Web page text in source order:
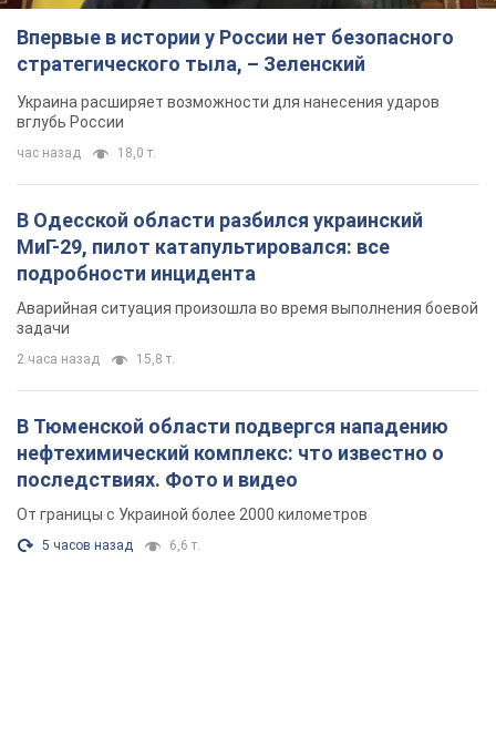
Впервые в истории у России нет безопасного
стратегического тыла, – Зеленский
Украина расширяет возможности для нанесения ударов
вглубь России
час назад 18,0 т.
В Одесской области разбился украинский
МиГ-29, пилот катапультировался: все
подробности инцидента
Аварийная ситуация произошла во время выполнения боевой
задачи
2 часа назад 15,8 т.
В Тюменской области подвергся нападению
нефтехимический комплекс: что известно о
последствиях. Фото и видео
От границы с Украиной более 2000 километров
5 часов назад 6,6 т.